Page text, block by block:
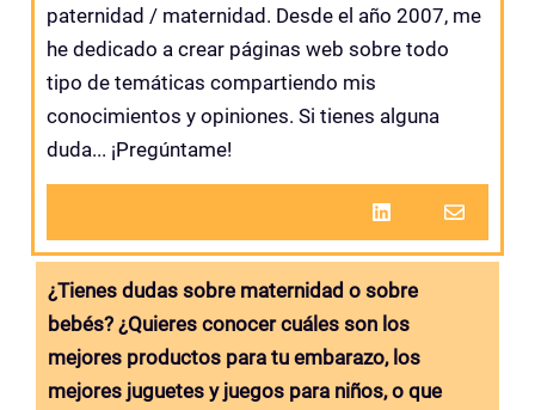
paternidad / maternidad. Desde el año 2007, me
he dedicado a crear páginas web sobre todo
tipo de temáticas compartiendo mis
conocimientos y opiniones. Si tienes alguna
duda... ¡Pregúntame!
¿Tienes dudas sobre maternidad o sobre
bebés? ¿Quieres conocer cuáles son los
mejores productos para tu embarazo, los
mejores juguetes y juegos para niños, o que